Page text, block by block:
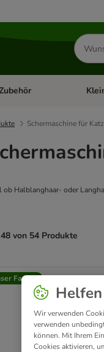
Produkte
suchen
Katzenfutter &
Schermaschine für
ob Halblanghaar- oder
von 54 Produkte
Favorit
Wir verwenden
verwenden
können. Mit Ihrem
Cookies aktivieren,